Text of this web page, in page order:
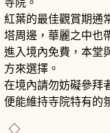
紅葉的最佳觀賞期通
塔周邊，華麗之中也
進入境內免費，本堂
方來選擇。
在境內請勿妨礙參拜
便能維持寺院特有的